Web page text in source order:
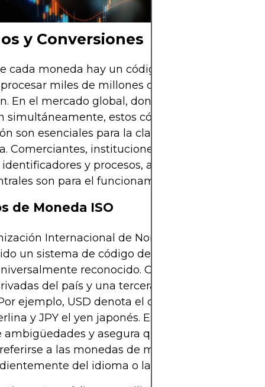
y Conversiones
cada moneda hay un código, una abreviatura
miles de millones de transacciones
En el mercado global, donde docenas de
simultáneamente, estos códigos y la mecánica
son esenciales para la claridad, consistencia y
Comerciantes, instituciones e incluso turistas
identificadores y procesos, a menudo sin darse
son para el funcionamiento del mercado
de Moneda ISO
Internacional de Normalización (ISO) ha
un sistema de código de tres letras bajo el
reconocido. Cada código consta
del país y una tercera que representa la
ejemplo, USD denota el dólar
y JPY el yen japonés. Este sistema uniforme
ambigüedades y asegura que los mercados
a las monedas de manera consistente,
del idioma o la ubicación.